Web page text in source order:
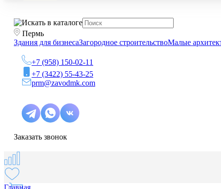
Пермь
Здания для бизнесаЗагородное строительствоМалые
+7 (958) 150-02-11
+7 (3422) 55-43-25
prm@zavodmk.com
Заказать звонок
Главная